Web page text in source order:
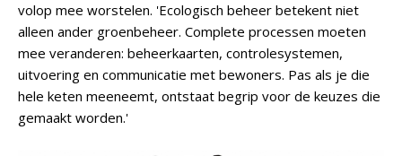
volop mee worstelen. 'Ecologisch beheer betekent niet
alleen ander groenbeheer. Complete processen moeten
mee veranderen: beheerkaarten, controlesystemen,
uitvoering en communicatie met bewoners. Pas als je die
hele keten meeneemt, ontstaat begrip voor de keuzes die
gemaakt worden.'